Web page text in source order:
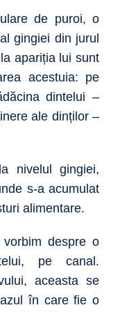
de puroi, o
gingiei din jurul
apariția lui sunt
acestuia: pe
dintelui –
ale dinților –
nivelul gingiei,
s-a acumulat
alimentare.
despre o
pe canal.
aceasta se
în care fie o